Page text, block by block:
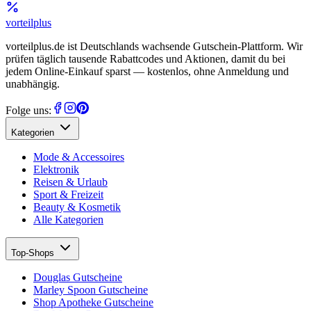
vorteilplus
vorteilplus.de ist Deutschlands wachsende Gutschein-Plattform. Wir
prüfen täglich tausende Rabattcodes und Aktionen, damit du bei
jedem Online-Einkauf sparst — kostenlos, ohne Anmeldung und
unabhängig.
Folge uns:
Kategorien
Mode & Accessoires
Elektronik
Reisen & Urlaub
Sport & Freizeit
Beauty & Kosmetik
Alle Kategorien
Top-Shops
Douglas Gutscheine
Marley Spoon Gutscheine
Shop Apotheke Gutscheine